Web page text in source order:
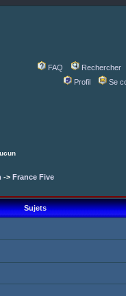
FAQ
Rechercher
Profil
Se
-> France Five
Sujets